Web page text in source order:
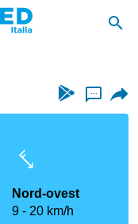
...
Nord-ovest
9
20 km/h